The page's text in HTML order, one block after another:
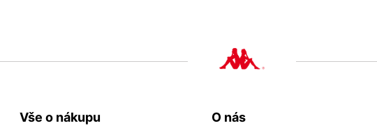
Vše o nákupu O nás